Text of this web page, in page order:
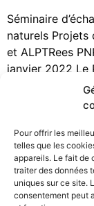
Pour offrir les
telles que les
appareils. Le fait de
traiter des données
uniques sur ce site.
consentement peut
Séminaire
naturels Projets
et ALPTRees
janvier 2022 Le
provençales,
organisé le 18
matinée,